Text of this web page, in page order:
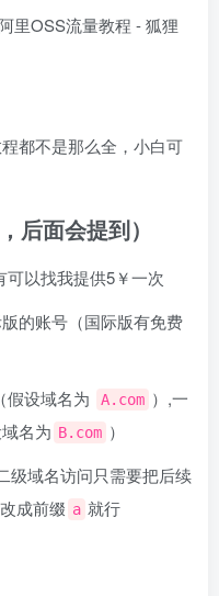
都不是那么全，小白可
后面会提到）
以找我提供5￥一次
的账号（国际版有免费
假设域名为
A.com ）,一
名为 B.com ）
级域名访问只需要把后续
改成前缀 a 就行